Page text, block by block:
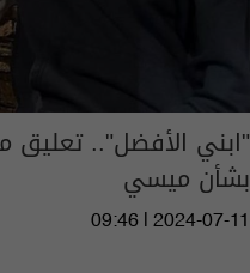
"ابني الأفضل".. تعليق
بشأن ميسي
09:46 | 2024-07-11